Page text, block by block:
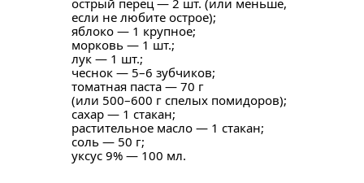
острый перец — 2 шт. (или меньше,
если не любите острое);
яблоко — 1 крупное;
морковь — 1 шт.;
лук — 1 шт.;
чеснок — 5–6 зубчиков;
томатная паста — 70 г
(или 500–600 г спелых помидоров);
сахар — 1 стакан;
растительное масло — 1 стакан;
соль — 50 г;
уксус 9% — 100 мл.